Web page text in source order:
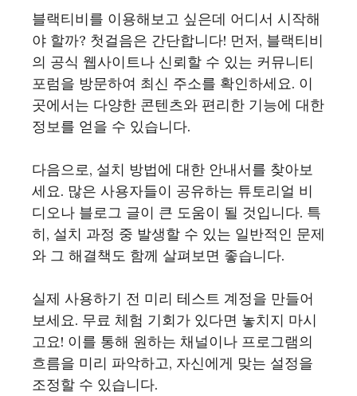
블랙티비를 이용해보고 싶은데 어디서 시작해
야 할까? 첫걸음은 간단합니다! 먼저, 블랙티비
의 공식 웹사이트나 신뢰할 수 있는 커뮤니티
포럼을 방문하여 최신 주소를 확인하세요. 이
곳에서는 다양한 콘텐츠와 편리한 기능에 대한
정보를 얻을 수 있습니다.
다음으로, 설치 방법에 대한 안내서를 찾아보
세요. 많은 사용자들이 공유하는 튜토리얼 비
디오나 블로그 글이 큰 도움이 될 것입니다. 특
히, 설치 과정 중 발생할 수 있는 일반적인 문제
와 그 해결책도 함께 살펴보면 좋습니다.
실제 사용하기 전 미리 테스트 계정을 만들어
보세요. 무료 체험 기회가 있다면 놓치지 마시
고요! 이를 통해 원하는 채널이나 프로그램의
흐름을 미리 파악하고, 자신에게 맞는 설정을
조정할 수 있습니다.